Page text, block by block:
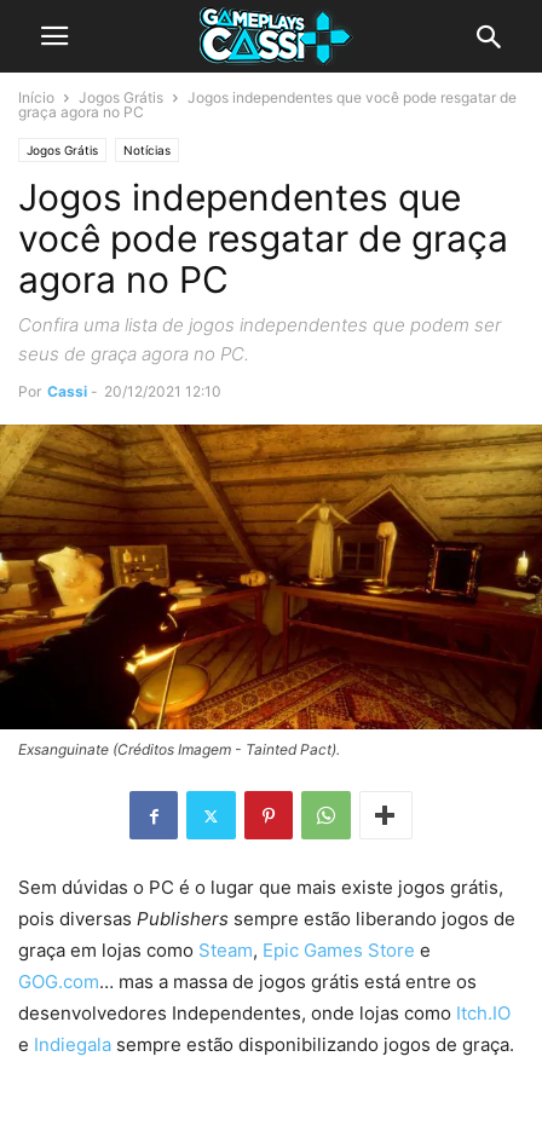
Início Jogos Grátis
Jogos independentes que você pode resgatar de
graça agora no PC
Jogos Grátis Notícias
Jogos independentes que
você pode resgatar de graça
agora no PC
Confira uma lista de jogos independentes que podem ser
seus de graça agora no PC.
Por Cassi - 20/12/2021 12:10
Exsanguinate (Créditos Imagem - Tainted Pact).
Sem dúvidas o PC é o lugar que mais existe jogos grátis,
pois diversas Publishers sempre estão liberando jogos de
graça em lojas como Steam, Epic Games Store e
GOG.com… mas a massa de jogos grátis está entre os
desenvolvedores Independentes, onde lojas como Itch.IO
e Indiegala sempre estão disponibilizando jogos de graça.